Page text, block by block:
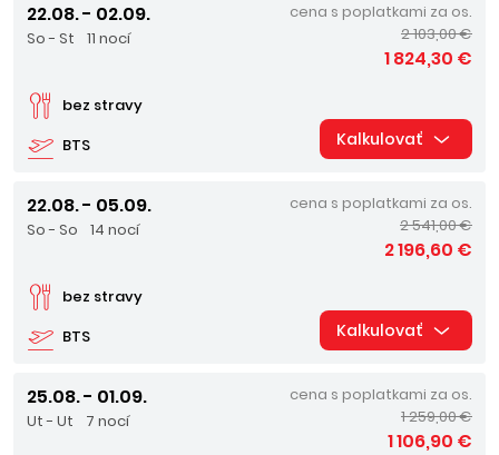
22.08. - 02.09.
So - St 11 nocí
BTS
bez stravy
cena s poplatkami za os.
2 103,00 €
1 824,30 €
Kalkulovať
22.08. - 05.09.
So - So 14 nocí
BTS
bez stravy
cena s poplatkami za os.
2 541,00 €
2 196,60 €
Kalkulovať
25.08. - 01.09.
Ut - Ut 7 nocí
cena s poplatkami za os.
1 259,00 €
1 106,90 €